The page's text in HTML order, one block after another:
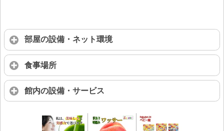
部屋の設備・ネット環境
食事場所
館内の設備・サービス